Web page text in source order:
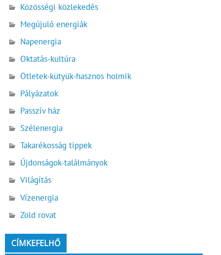
Közösségi közlekedés
Megújuló energiák
Napenergia
Oktatás-kultúra
Ötletek-kütyük-hasznos holmik
Pályázatok
Passzív ház
Szélenergia
Takarékosság tippek
Újdonságok-találmányok
Világítás
Vízenergia
Zöld rovat
CÍMKEFELHŐ